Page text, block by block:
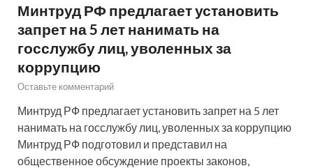
Минтруд РФ предлагает установить
запрет на 5 лет нанимать на
госслужбу лиц, уволенных за
коррупцию
Оставьте комментарий
Минтруд РФ предлагает установить запрет на 5 лет
нанимать на госслужбу лиц, уволенных за коррупцию
Минтруд РФ подготовил и представил на
общественное обсуждение проекты законов,